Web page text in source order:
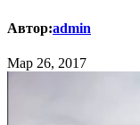
Автор:admin
Мар 26, 2017